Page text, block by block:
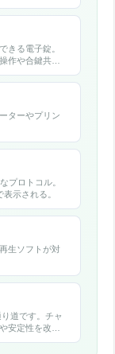
きる電子錠。
作や合鍵共有
ターやプリン
プロトコル。
示される。
生ソフトが対
道です。チャ
安定性を改善